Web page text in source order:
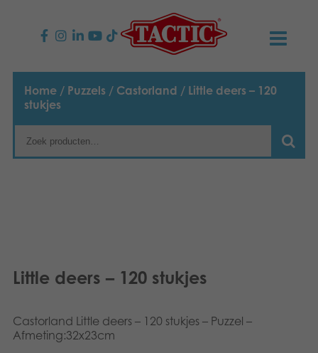
PRODUCTEN
Kinderspellen
Familiespellen
Speelgoed
NIEUWS
TACTIC
Home / Puzzels / Castorland / Little deers – 120
stukjes
Little deers – 120 stukjes
Castorland Little deers – 120 stukjes – Puzzel –
Afmeting:32x23cm